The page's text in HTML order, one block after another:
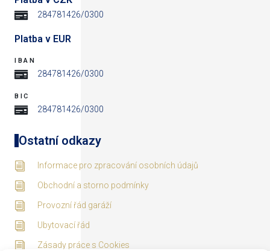
284781426/0300
Platba v EUR
IBAN
284781426/0300
BIC
284781426/0300
Ostatní odkazy
Informace pro zpracování osobních údajů
Obchodní a storno podmínky
Provozní řád garáží
Ubytovací řád
Zásady práce s Cookies